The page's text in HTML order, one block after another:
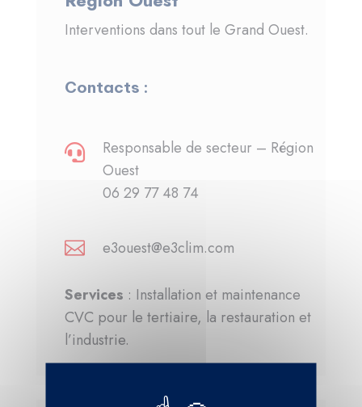
Interventions dans tout le Grand Ouest.
Contacts :

Responsable de secteur – Région
Ouest
06 29 77 48 74
 e3ouest@e3clim.com
Services : Installation et maintenance
CVC pour le tertiaire, la restauration et
l’industrie.